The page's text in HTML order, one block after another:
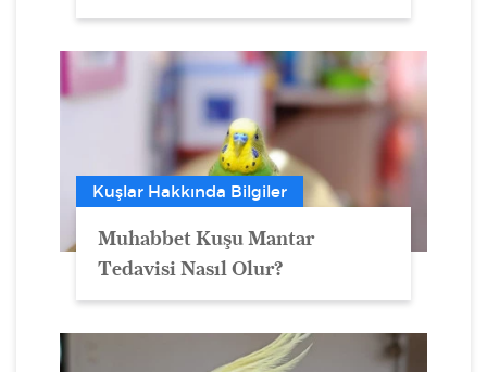
Kuşlar Hakkında Bilgiler
Muhabbet Kuşu Mantar
Tedavisi Nasıl Olur?